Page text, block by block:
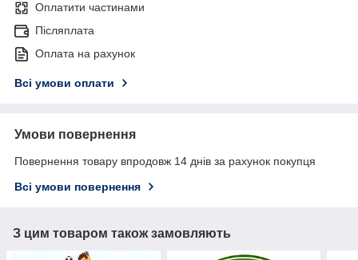
Оплатити частинами
Післяплата
Оплата на рахунок
Всі умови оплати
Умови повернення
Повернення товару впродовж 14 днів за рахунок покупця
Всі умови повернення
З цим товаром також замовляють